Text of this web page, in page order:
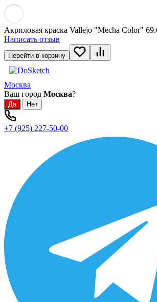
Акриловая краска Vallejo "Mecha Color"
Написать отзыв
Перейти в корзину
Москва
Ваш город Москва?
+7 (925) 227-50-00